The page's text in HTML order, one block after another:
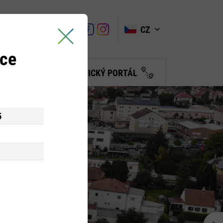
TURISTICKÝ PORTÁL
Turistické
informační
LinkLinkLink
CZ